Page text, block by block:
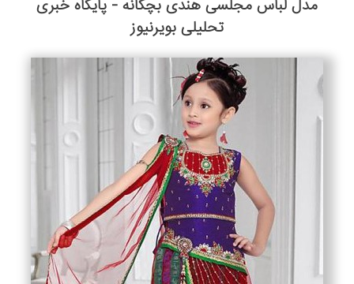
مدل لباس مجلسی هندی بچگانه - پایگاه خبری
تحلیلی بويرنيوز